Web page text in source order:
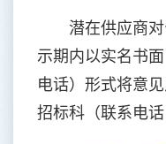
潜在供应商
示期内以实名书
电话）形式将意
招标科（联系电话